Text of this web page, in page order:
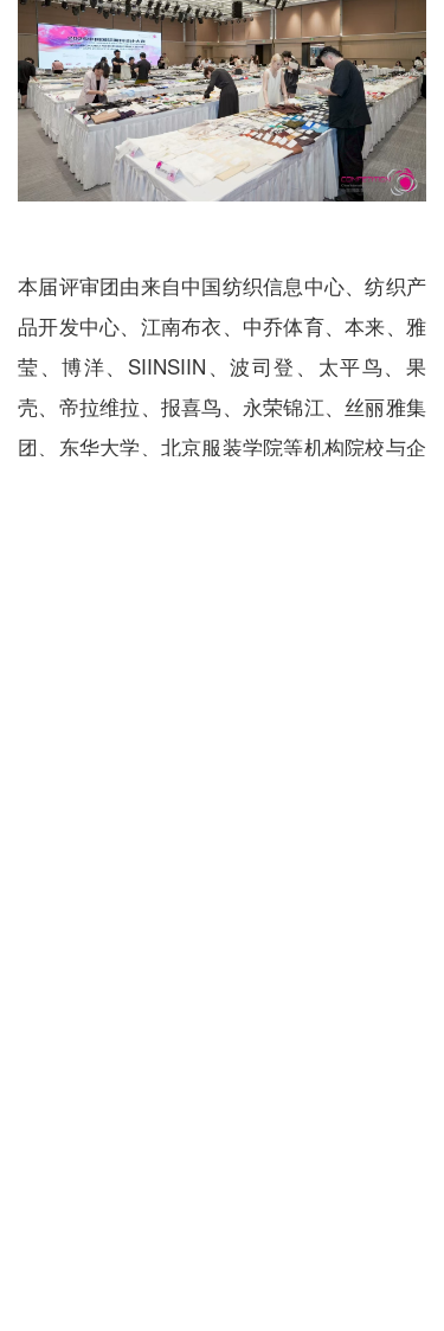
本届评审团由来自中国纺织信息中心、纺织产
品开发中心、江南布衣、中乔体育、本来、雅
莹、博洋、SIINSIIN、波司登、太平鸟、果
壳、帝拉维拉、报喜鸟、永荣锦江、丝丽雅集
团、东华大学、北京服装学院等机构院校与企